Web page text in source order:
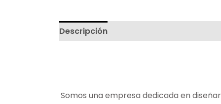
Descripción
Somos una empresa dedicada en